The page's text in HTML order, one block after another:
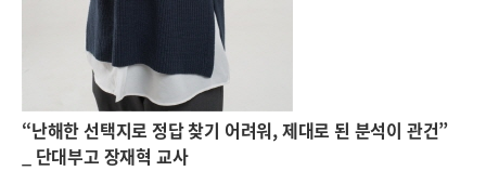
“난해한 선택지로 정답 찾기 어려워, 제대로 된 분석이 관건”
_ 단대부고 장재혁 교사